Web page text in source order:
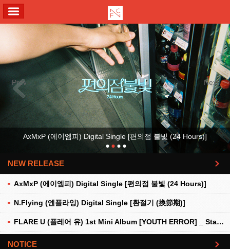
Previous Next
AxMxP (에이엠피) Digital Single [편의점 불빛 (24 Hours)]
NEW RELEASE
AxMxP (에이엠피) Digital Single [편의점 불빛 (24 Hours)]
N.Flying (엔플라잉) Digital Single [환절기 (換節期)]
FLARE U (플레어 유) 1st Mini Album [YOUTH ERROR] _ Stationery Kit Ver.
더보기
NOTICE 더보기